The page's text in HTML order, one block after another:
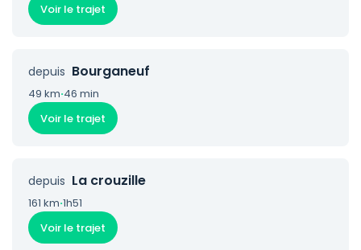
Voir le trajet
depuis Bourganeuf
49 km·46 min
Voir le trajet
depuis La crouzille
161 km·1h51
Voir le trajet